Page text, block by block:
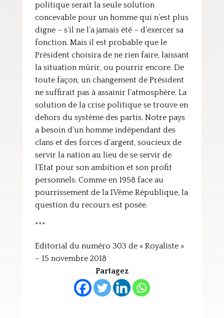
politique serait la seule solution
concevable pour un homme qui n’est plus
digne – s’il ne l’a jamais été – d’exercer sa
fonction. Mais il est probable que le
Président choisira de ne rien faire, laissant
la situation mûrir, ou pourrir encore. De
toute façon, un changement de Président
ne suffirait pas à assainir l’atmosphère. La
solution de la crise politique se trouve en
dehors du système des partis. Notre pays
a besoin d’un homme indépendant des
clans et des forces d’argent, soucieux de
servir la nation au lieu de se servir de
l’Etat pour son ambition et son profit
personnels. Comme en 1958 face au
pourrissement de la IVème République, la
question du recours est posée.
***
Editorial du numéro 303 de « Royaliste »
– 15 novembre 2018
Partagez